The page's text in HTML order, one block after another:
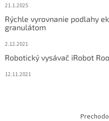
21.1.2025
Rýchle vyrovnanie podlahy
granulátom
2.12.2021
Robotický vysávač iRobot
12.11.2021